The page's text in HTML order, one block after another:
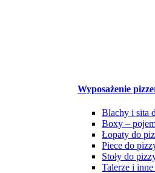
Wyposażenie
Blachy i sita
Boxy –
Łopaty do
Piece do
Stoły do
Talerze i